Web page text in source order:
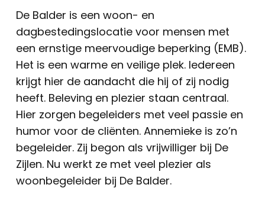
De Balder is een woon- en
dagbestedingslocatie voor mensen met
een ernstige meervoudige beperking (EMB).
Het is een warme en veilige plek. Iedereen
krijgt hier de aandacht die hij of zij nodig
heeft. Beleving en plezier staan centraal.
Hier zorgen begeleiders met veel passie en
humor voor de cliënten. Annemieke is zo’n
begeleider. Zij begon als vrijwilliger bij De
Zijlen. Nu werkt ze met veel plezier als
woonbegeleider bij De Balder.